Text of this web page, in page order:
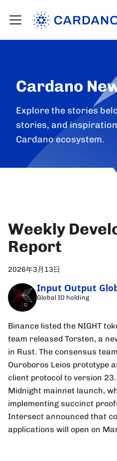
Cardano
Explore the stories
stories, and
Cardano ecosystem.
Weekly
Report
2026年3月13日
Input Output
Global IO holding
Binance listed the NIGHT
team released Torsten, a
in Rust. The consensus
Ouroboros Leios prototype
client protocol to version
Midnight mainnet launch,
implementing succinct
Intersect announced that
applications will open on